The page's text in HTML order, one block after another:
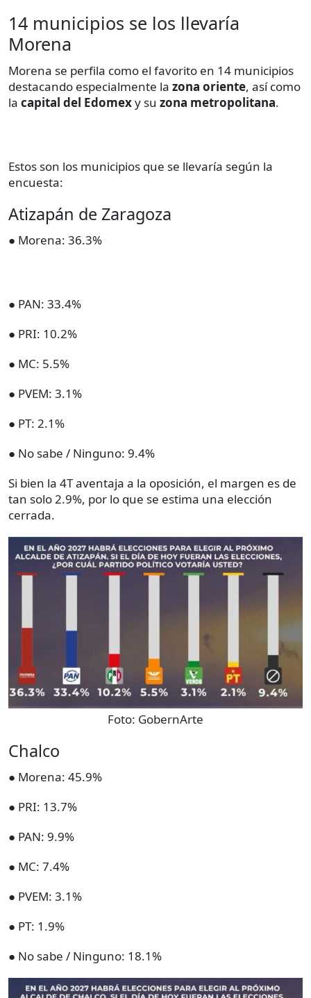
14 municipios se los llevaría
Morena
Morena se perfila como el favorito en 14 municipios
destacando especialmente la zona oriente, así como
la capital del Edomexy su zona metropolitana.
Estos son los municipios que se llevaría según la
encuesta:
Atizapán de Zaragoza
● Morena: 36.3%
● PAN: 33.4%
● PRI: 10.2%
● MC: 5.5%
● PVEM: 3.1%
● PT: 2.1%
● No sabe / Ninguno: 9.4%
Si bien la 4T aventaja a la oposición, el margen es de
tan solo 2.9%, por lo que se estima una elección
cerrada.
Foto: GobernArte
Chalco
● Morena: 45.9%
● PRI: 13.7%
● PAN: 9.9%
● MC: 7.4%
● PVEM: 3.1%
● PT: 1.9%
● No sabe / Ninguno: 18.1%